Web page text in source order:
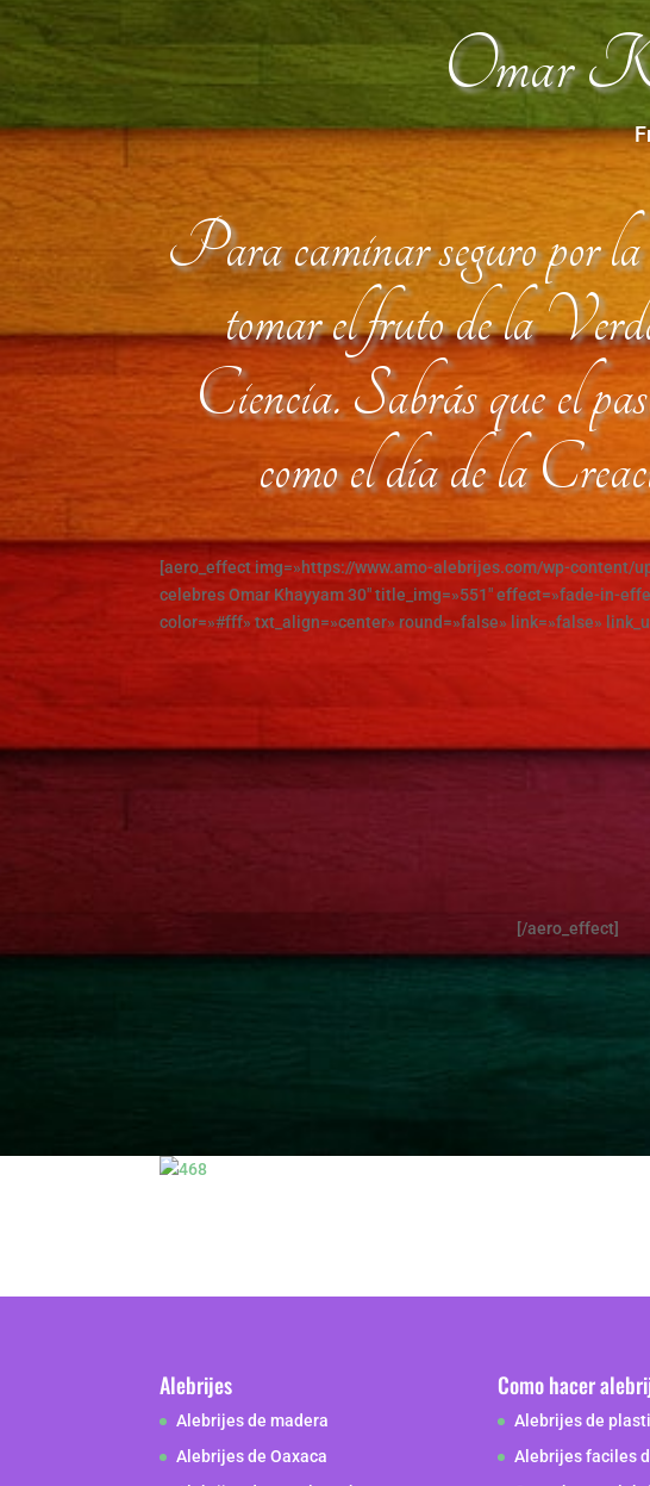
Omar
Para caminar seguro por la
tomar el fruto de la
Ciencia. Sabrás que el
como el día de la
[aero_effect img=»https://www.amo-alebrijes.com/wp-content/
celebres Omar Khayyam 30″ title_img=»551″ effect=»fade-in-
color=»#fff» txt_align=»center» round=»false» link=»false»
[/aero_effect]
Alebrijes
Alebrijes de madera
Alebrijes de Oaxaca
Como hacer
Alebrijes de
Alebrijes faciles